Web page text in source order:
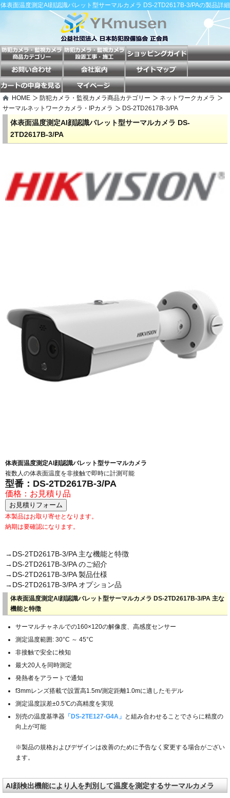
体表面温度測定AI顔認識バレット型サーマルカメラ DS-2TD2617B-3/PAの製品詳細
HOME 防犯カメラ・監視カメラ商品カテゴリー
ネットワークカメラ
サーマルネットワークカメラ・IPカメラ
DS-2TD2617B-3/PA
体表面温度測定AI顔認識バレット型サーマルカメラ DS-
2TD2617B-3/PA
体表面温度測定AI顔認識バレット型サーマルカメラ
複数人の体表面温度を非接触で即時に計測可能
型番： DS-2TD2617B-3/PA
価格：お見積り品
本製品はお取り寄せとなります。
納期は要確認になります。
→DS-2TD2617B-3/PA 主な機能と特徴
→DS-2TD2617B-3/PA のご紹介
→DS-2TD2617B-3/PA 製品仕様
→DS-2TD2617B-3/PA オプション品
体表面温度測定AI顔認識バレット型サーマルカメラ DS-2TD2617B-3/PA 主な
機能と特徴
サーマルチャネルでの160×120の解像度、高感度センサー
測定温度範囲: 30°C ～ 45°C
非接触で安全に検知
最大20人を同時測定
発熱者をアラートで通知
f3mmレンズ搭載で設置高1.5m/測定距離1.0mに適したモデル
測定温度誤差±0.5℃の高精度を実現
別売の温度基準器 「DS-2TE127-G4A」 と組み合わせることでさらに精度の
向上が可能
※製品の規格およびデザインは改善のために予告なく変更する場合がござい
ます。
AI顔検出機能により人を判別して温度を測定するサーマルカメラ